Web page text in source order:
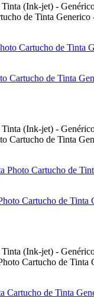
Tinta (Ink-jet) -
de Tinta Generico
Cartucho de Tinta
Tinta (Ink-jet) -
Cartucho de Tinta
Cartucho de Tinta
Tinta (Ink-jet) -
Cartucho de Tinta